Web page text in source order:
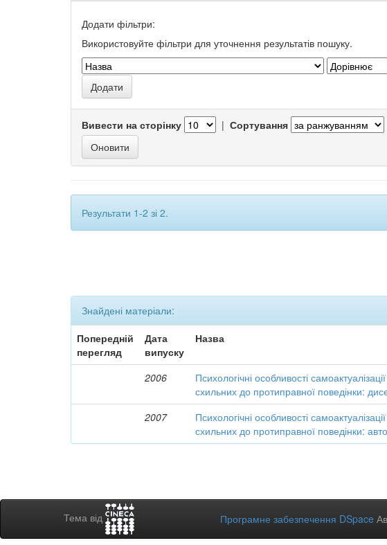
Додати фільтри:
Використовуйте фільтри для уточнення результатів пошуку.
Вивести на сторінку | Сортування
Результати 1-2 зі 2.
Знайдені матеріали:
Попередній
перегляд
Дата
випуску
Назва
2006
Психологічні особливості
схильних до протиправної поведінки:
2007
Психологічні особливості
схильних до протиправної поведінки:
Тема від Програмне забезпечення DSpace